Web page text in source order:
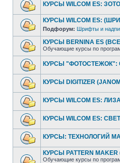
КУРСЫ WILCOM ES:
КУРСЫ WILCOM ES:
Подфорум: Шрифты и
КУРСЫ BERNINA ES
Обучающие курсы по
КУРСЫ "ФОТОСТЕЖОК":
КУРСЫ DIGITIZER
КУРСЫ WILCOM ES:
КУРСЫ WILCOM ES:
КУРСЫ: ТЕХНОЛОГИЙ
КУРСЫ PATTERN
Обучающие курсы по